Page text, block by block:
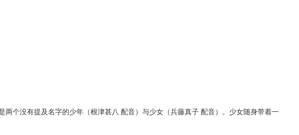
个没有提及名字的少年（根津甚八 配音）与少女（兵藤真子 配音）。少女随身带着一